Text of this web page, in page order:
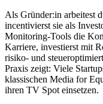
Als Gründer:in arbeitest
incentivierst sie als
Monitoring-Tools die
Karriere, investierst mit
risiko- und
Praxis zeigt: Viele
klassischen Media for
ihren TV Spot einsetzen.